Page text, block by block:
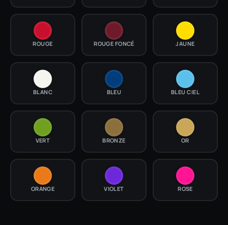
ROUGE ROUGE FONCÉ JAUNE
BLANC BLEU BLEU CIEL
VERT BRONZE OR
ORANGE VIOLET ROSE